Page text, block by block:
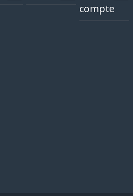
compte